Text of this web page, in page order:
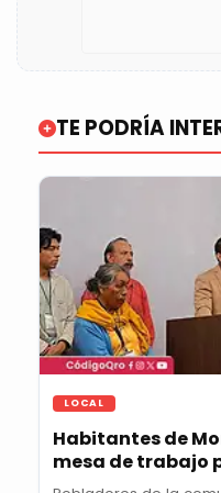
TE PODRÍA
LOCAL
Habitantes de
mesa de trabajo